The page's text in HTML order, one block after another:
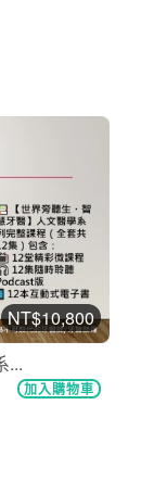
NT$10,800
...
加入購物車